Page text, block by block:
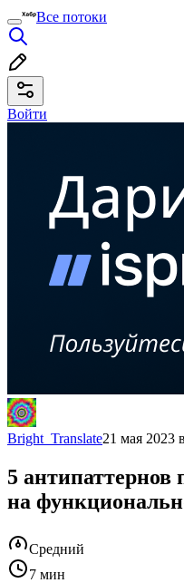
Все потоки
Войти
Bright_Translate21 мая 2023
5 антипаттернов
на
Средний
7 мин